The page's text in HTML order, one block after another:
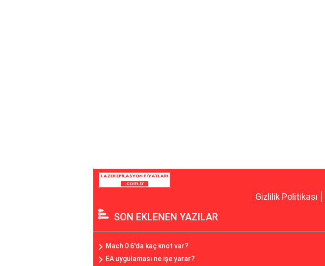
Gizlilik Politikası
SON EKLENEN YAZILAR
Mach 0 6'da kaç knot var?
EA uygulaması ne işe yarar?